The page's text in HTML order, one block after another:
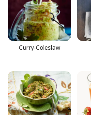
Curry-Coleslaw